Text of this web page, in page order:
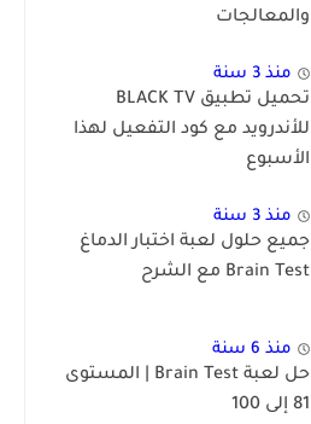
والمعالجات
منذ 3 سنة
تحميل تطبيق BLACK TV
للأندرويد مع كود التفعيل لهذا
الأسبوع
منذ 3 سنة
جميع حلول لعبة اختبار الدماغ
Brain Test مع الشرح
منذ 6 سنة
حل لعبة Brain Test | المستوى
81 إلى 100